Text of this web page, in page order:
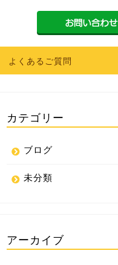
よくあるご質問
カテゴリー
ブログ
未分類
アーカイブ